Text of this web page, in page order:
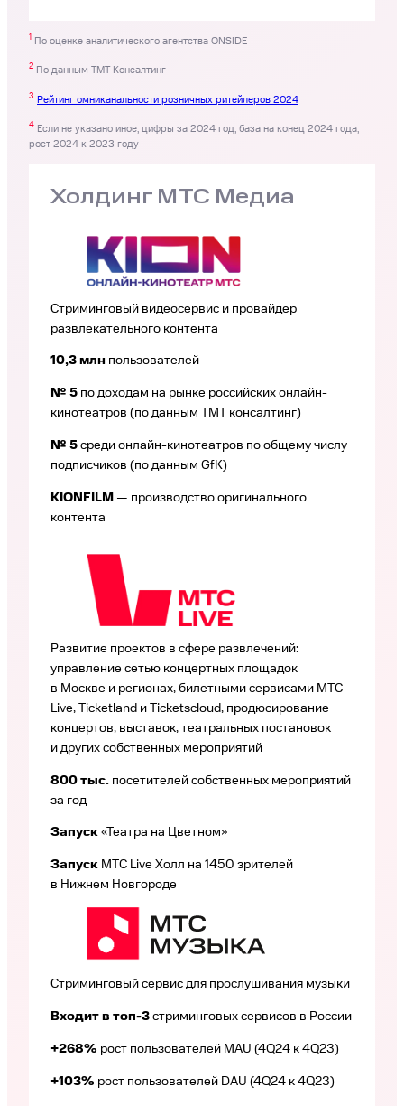
1 По оценке аналитического агентства ONSIDE
2 По данным ТМТ Консалтинг
3 Рейтинг омниканальности розничных ритейлеров 2024
4 Если не указано иное, цифры за 2024 год, база на конец 2024 года,
рост 2024 к 2023 году
Холдинг МТС Медиа
Стриминговый видеосервис и провайдер
развлекательного контента
10,3 млн пользователей
№ 5 по доходам на рынке российских онлайн-
кинотеатров (по данным ТМТ консалтинг)
№ 5среди онлайн-кинотеатров по общему числу
подписчиков (по данным GfK)
KIONFILM — производство оригинального
контента
Развитие проектов в сфере развлечений:
управление сетью концертных площадок
в Москве и регионах, билетными сервисами МТС
Live, Ticketland и Ticketscloud, продюсирование
концертов, выставок, театральных постановок
и других собственных мероприятий
800 тыс. посетителей собственных мероприятий
за год
Запуск«Театра на Цветном»
Запуск МТС Live Холл на 1450 зрителей
в Нижнем Новгороде
Стриминговый сервис для прослушивания музыки
Входит в топ-3стриминговых сервисов в России
+268% рост пользователей MAU (4Q24 к 4Q23)
+103% рост пользователей DAU (4Q24 к 4Q23)